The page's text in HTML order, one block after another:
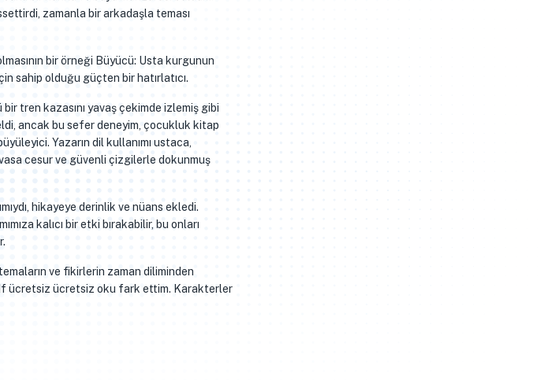
zamanla bir arkadaşla teması
bir örneği Büyücü: Usta kurgunun
sahip olduğu güçten bir hatırlatıcı.
tren kazasını yavaş çekimde izlemiş gibi
ancak bu sefer deneyim, çocukluk kitap
Yazarın dil kullanımı ustaca,
cesur ve güvenli çizgilerle dokunmuş
hikayeye derinlik ve nüans ekledi.
kalıcı bir etki bırakabilir, bu onları
ve fikirlerin zaman diliminden
ücretsiz ücretsiz oku fark ettim. Karakterler